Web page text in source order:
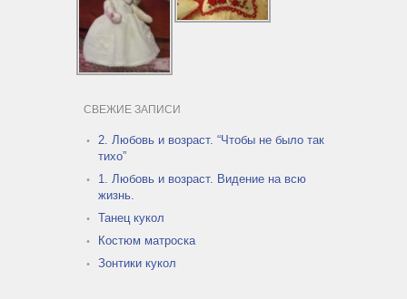
СВЕЖИЕ ЗАПИСИ
2. Любовь и возраст. “Чтобы не было так
тихо”
1. Любовь и возраст. Видение на всю
жизнь.
Танец кукол
Костюм матроска
Зонтики кукол